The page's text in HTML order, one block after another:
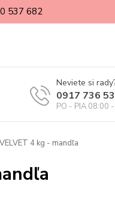
537 682
Neviete si
0917 736
PO - PIA 08:00
4 kg - mandľa